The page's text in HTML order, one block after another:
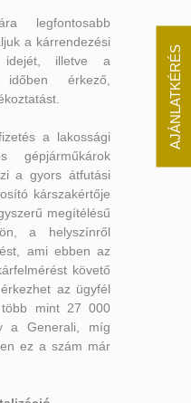
AJÁNLATKÉRÉS
legfontosabb
a kárrendezési
idejét, illetve a
érkező,
a lakossági
gépjárműkárok
a gyors átfutási
kárszakértője
megítélésű
a helyszínről
ami ebben az
követő
az ügyfél
több mint 27 000
a Generali, míg
ez a szám már